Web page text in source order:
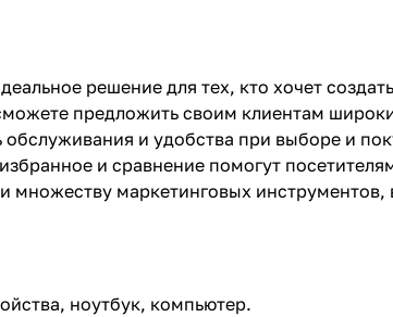
решение для тех, кто хочет
предложить своим клиентам
и удобства при выборе и
и сравнение помогут
множеству маркетинговых
ноутбук, компьютер.